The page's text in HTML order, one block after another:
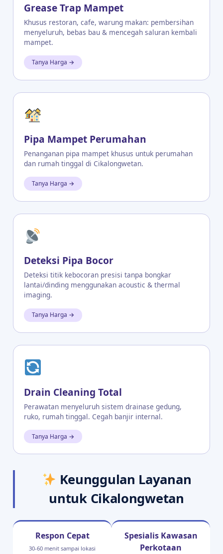
Grease Trap Mampet
Khusus restoran, cafe, warung makan: pembersihan
menyeluruh, bebas bau & mencegah saluran kembali
mampet.
Tanya Harga →
Pipa Mampet Perumahan
Penanganan pipa mampet khusus untuk perumahan
dan rumah tinggal di Cikalongwetan.
Tanya Harga →
Deteksi Pipa Bocor
Deteksi titik kebocoran presisi tanpa bongkar
lantai/dinding menggunakan acoustic & thermal
imaging.
Tanya Harga →
Drain Cleaning Total
Perawatan menyeluruh sistem drainase gedung,
ruko, rumah tinggal. Cegah banjir internal.
Tanya Harga →
Keunggulan Layanan
untuk Cikalongwetan
Respon Cepat
30-60 menit sampai lokasi
Spesialis Kawasan
Perkotaan